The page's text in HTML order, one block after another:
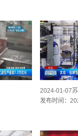
2024-01-07
发布时间：